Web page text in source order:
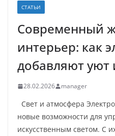
СТАТЬИ
Современный
интерьер: как
добавляют уют
28.02.2026 manager
Свет и атмосфера
новые возможности для
искусственным светом. С